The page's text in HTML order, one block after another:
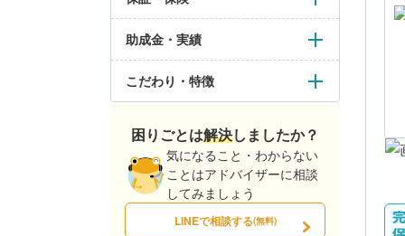
助成金・実績
こだわり・特徴
困りごとは解決しましたか？
気になること・わからない
ことはアドバイザーに相談
してみましょう
LINEで相談する(無料)